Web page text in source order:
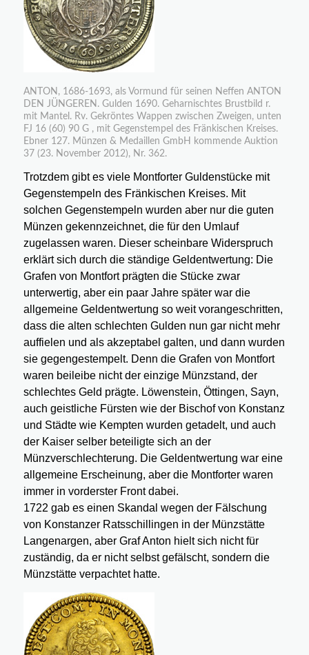
ANTON, 1686-1693, als Vormund für seinen Neffen ANTON
DEN JÜNGEREN. Gulden 1690. Geharnischtes Brustbild r.
mit Mantel. Rv. Gekröntes Wappen zwischen Zweigen, unten
FJ 16 (60) 90 G , mit Gegenstempel des Fränkischen Kreises.
Ebner 127. Münzen & Medaillen GmbH kommende Auktion
37 (23. November 2012), Nr. 362.
Trotzdem gibt es viele Montforter Guldenstücke mit
Gegenstempeln des Fränkischen Kreises. Mit
solchen Gegenstempeln wurden aber nur die guten
Münzen gekennzeichnet, die für den Umlauf
zugelassen waren. Dieser scheinbare Widerspruch
erklärt sich durch die ständige Geldentwertung: Die
Grafen von Montfort prägten die Stücke zwar
unterwertig, aber ein paar Jahre später war die
allgemeine Geldentwertung so weit vorangeschritten,
dass die alten schlechten Gulden nun gar nicht mehr
auffielen und als akzeptabel galten, und dann wurden
sie gegengestempelt. Denn die Grafen von Montfort
waren beileibe nicht der einzige Münzstand, der
schlechtes Geld prägte. Löwenstein, Öttingen, Sayn,
auch geistliche Fürsten wie der Bischof von Konstanz
und Städte wie Kempten wurden getadelt, und auch
der Kaiser selber beteiligte sich an der
Münzverschlechterung. Die Geldentwertung war eine
allgemeine Erscheinung, aber die Montforter waren
immer in vorderster Front dabei.
1722 gab es einen Skandal wegen der Fälschung
von Konstanzer Ratsschillingen in der Münzstätte
Langenargen, aber Graf Anton hielt sich nicht für
zuständig, da er nicht selbst gefälscht, sondern die
Münzstätte verpachtet hatte.